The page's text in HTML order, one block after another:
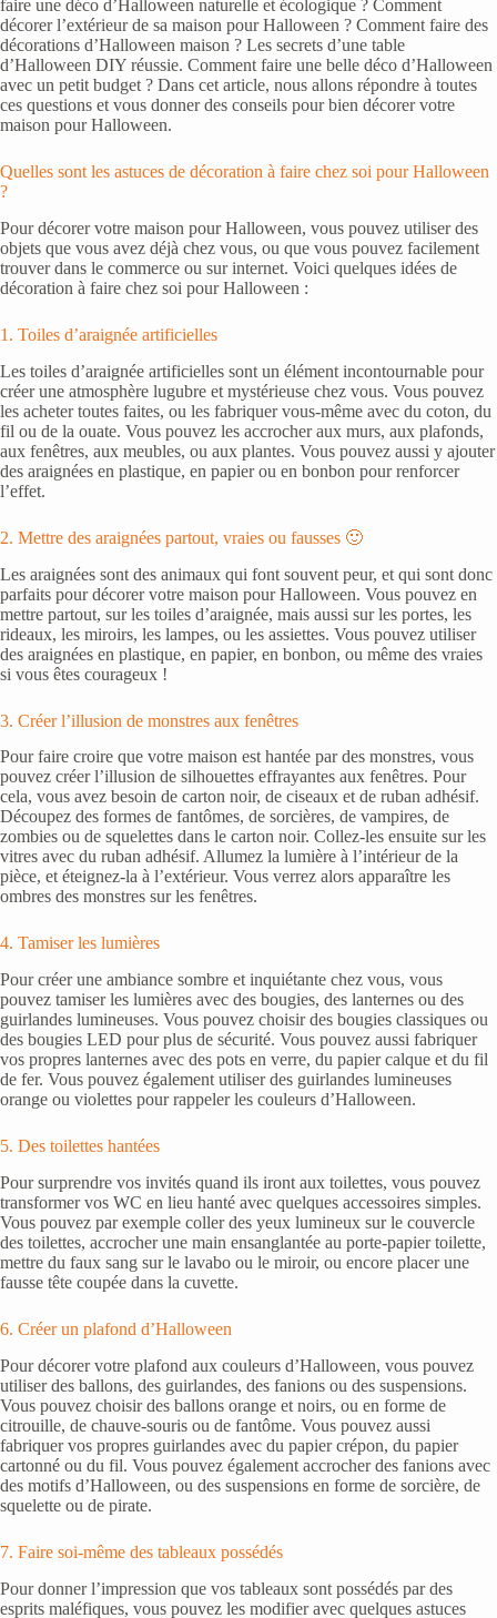
faire une déco d’Halloween naturelle et écologique ? Comment
décorer l’extérieur de sa maison pour Halloween ? Comment faire des
décorations d’Halloween maison ? Les secrets d’une table
d’Halloween DIY réussie. Comment faire une belle déco d’Halloween
avec un petit budget ? Dans cet article, nous allons répondre à toutes
ces questions et vous donner des conseils pour bien décorer votre
maison pour Halloween.
Quelles sont les astuces de décoration à faire chez soi pour Halloween
?
Pour décorer votre maison pour Halloween, vous pouvez utiliser des
objets que vous avez déjà chez vous, ou que vous pouvez facilement
trouver dans le commerce ou sur internet. Voici quelques idées de
décoration à faire chez soi pour Halloween :
1. Toiles d’araignée artificielles
Les toiles d’araignée artificielles sont un élément incontournable pour
créer une atmosphère lugubre et mystérieuse chez vous. Vous pouvez
les acheter toutes faites, ou les fabriquer vous-même avec du coton, du
fil ou de la ouate. Vous pouvez les accrocher aux murs, aux plafonds,
aux fenêtres, aux meubles, ou aux plantes. Vous pouvez aussi y ajouter
des araignées en plastique, en papier ou en bonbon pour renforcer
l’effet.
2. Mettre des araignées partout, vraies ou fausses 🙂
Les araignées sont des animaux qui font souvent peur, et qui sont donc
parfaits pour décorer votre maison pour Halloween. Vous pouvez en
mettre partout, sur les toiles d’araignée, mais aussi sur les portes, les
rideaux, les miroirs, les lampes, ou les assiettes. Vous pouvez utiliser
des araignées en plastique, en papier, en bonbon, ou même des vraies
si vous êtes courageux !
3. Créer l’illusion de monstres aux fenêtres
Pour faire croire que votre maison est hantée par des monstres, vous
pouvez créer l’illusion de silhouettes effrayantes aux fenêtres. Pour
cela, vous avez besoin de carton noir, de ciseaux et de ruban adhésif.
Découpez des formes de fantômes, de sorcières, de vampires, de
zombies ou de squelettes dans le carton noir. Collez-les ensuite sur les
vitres avec du ruban adhésif. Allumez la lumière à l’intérieur de la
pièce, et éteignez-la à l’extérieur. Vous verrez alors apparaître les
ombres des monstres sur les fenêtres.
4. Tamiser les lumières
Pour créer une ambiance sombre et inquiétante chez vous, vous
pouvez tamiser les lumières avec des bougies, des lanternes ou des
guirlandes lumineuses. Vous pouvez choisir des bougies classiques ou
des bougies LED pour plus de sécurité. Vous pouvez aussi fabriquer
vos propres lanternes avec des pots en verre, du papier calque et du fil
de fer. Vous pouvez également utiliser des guirlandes lumineuses
orange ou violettes pour rappeler les couleurs d’Halloween.
5. Des toilettes hantées
Pour surprendre vos invités quand ils iront aux toilettes, vous pouvez
transformer vos WC en lieu hanté avec quelques accessoires simples.
Vous pouvez par exemple coller des yeux lumineux sur le couvercle
des toilettes, accrocher une main ensanglantée au porte-papier toilette,
mettre du faux sang sur le lavabo ou le miroir, ou encore placer une
fausse tête coupée dans la cuvette.
6. Créer un plafond d’Halloween
Pour décorer votre plafond aux couleurs d’Halloween, vous pouvez
utiliser des ballons, des guirlandes, des fanions ou des suspensions.
Vous pouvez choisir des ballons orange et noirs, ou en forme de
citrouille, de chauve-souris ou de fantôme. Vous pouvez aussi
fabriquer vos propres guirlandes avec du papier crépon, du papier
cartonné ou du fil. Vous pouvez également accrocher des fanions avec
des motifs d’Halloween, ou des suspensions en forme de sorcière, de
squelette ou de pirate.
7. Faire soi-même des tableaux possédés
Pour donner l’impression que vos tableaux sont possédés par des
esprits maléfiques, vous pouvez les modifier avec quelques astuces